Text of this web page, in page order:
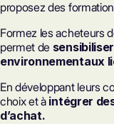
proposez des
Formez les acheteurs
permet de
environnementaux
En développant leurs
choix et à intégrer
d’achat.